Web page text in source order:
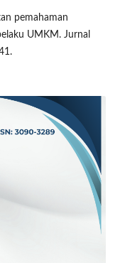
pemahaman
UMKM. Jurnal